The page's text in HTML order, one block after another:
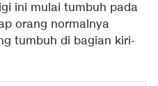
ini mulai tumbuh pada
orang normalnya
tumbuh di bagian kiri-